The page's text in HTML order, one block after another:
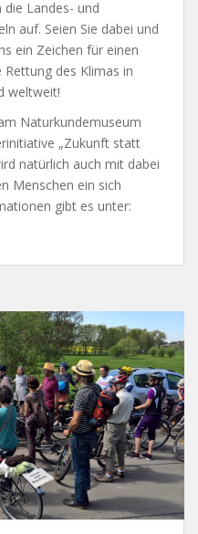
Landes- und
auf. Seien Sie dabei und
ein Zeichen für einen
des Klimas in
weltweit!
Naturkundemuseum
„Zukunft statt
natürlich auch mit dabei
Menschen ein sich
gibt es unter: